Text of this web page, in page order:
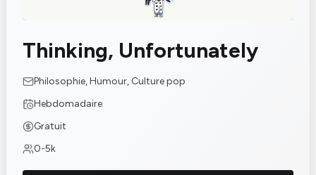
Sign in
FR
Thinking, Unfortunately
Philosophie, Humour, Culture pop
Hebdomadaire
Gratuit
0-5k